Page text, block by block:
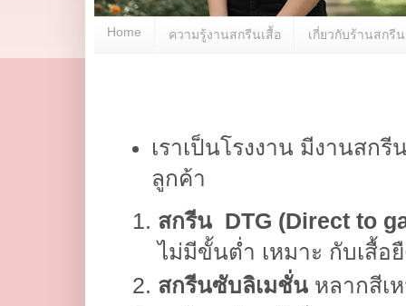
Home ความรู้งานสกรีนเสื้อ เกี่ยวกับร้านสกรี
เราเป็นโรงงาน มีงานสก
ลูกค้า
สกรีน DTG (Direct to
ไม่มีขั้นต่ำ เหมาะ กับเสื้อ
สกรีนซับลิเมชั่น หลากสีเ